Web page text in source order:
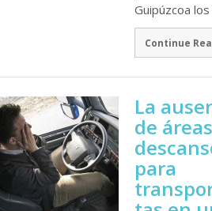
Guipúzcoa
Continue
La
de
para